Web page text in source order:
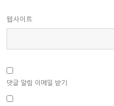
웹사이트
댓글 알림 이메일 받기